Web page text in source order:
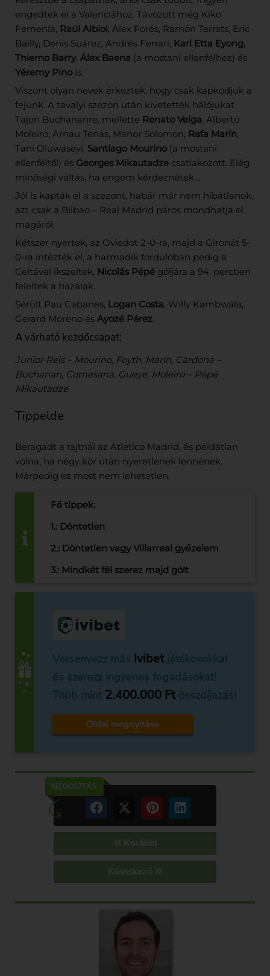
engedték el a Valenciához. Távozott még Kiko
Femenía, Raúl Albiol, Álex Forés, Ramón Terrats, Eric
Bailly, Denis Suárez, Andrés Ferrari, Karl Etta Eyong,
Thierno Barry, Álex Baena (a mostani ellenfélhez) és
Yéremy Pino is.
Viszont olyan nevek érkeztek, hogy csak kapkodjuk a
fejünk. A tavalyi szezon után kivetették hálójukat
Tajon Buchananre, mellette Renato Veiga, Alberto
Moleiro, Arnau Tenas, Manor Solomon, Rafa Marín,
Tani Oluwaseyi, Santiago Mourino (a mostani
ellenféltől) és Georges Mikautadze csatlakozott. Elég
minőségi váltás, ha engem kérdeznétek…
Jól is kapták el a szezont, habár már nem hibátlanok,
azt csak a Bilbao – Real Madrid páros mondhatja el
magáról.
Kétszer nyertek, az Oviedot 2-0-ra, majd a Gironát 5-
0-ra intézték el, a harmadik fordulóban pedig a
Celtával ikszeltek, Nicolás Pépé góljára a 94. percben
feleltek a hazaiak.
Sérült Pau Cabanes, Logan Costa, Willy Kambwala,
Gerard Moreno és Ayozé Pérez.
A várható kezdőcsapat:
Junior Reis – Mourino, Foyth, Marín, Cardona –
Buchanan, Comesana, Gueye, Moleiro – Pépé
Mikautadze
Tippelde
Beragadt a rajtnál az Atletico Madrid, és példátlan
volna, ha négy kör után nyeretlenek lennének.
Márpedig ez most nem lehetetlen.
Fő tippek:
1.: Döntetlen
2.: Döntetlen vagy Villarreal győzelem
3.: Mindkét fél szerez majd gólt
Ivibetjátékosokkal
2.400.000 Ftösszdíjazás!
Oldal megnyitása
MEGOSZTÁS
Korábbi
Következő